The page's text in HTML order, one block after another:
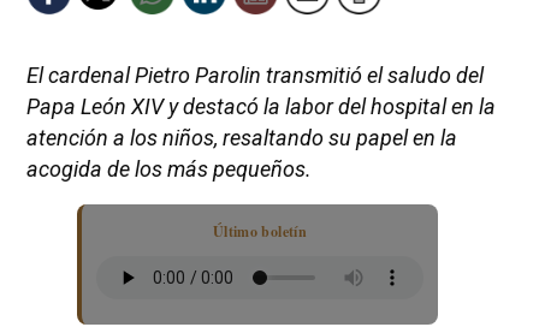
El cardenal Pietro Parolin transmitió el saludo del
Papa León XIV y destacó la labor del hospital en la
atención a los niños, resaltando su papel en la
acogida de los más pequeños.
Último boletín